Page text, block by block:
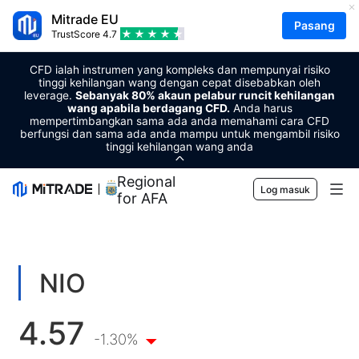
Mitrade EU
TrustScore 4.7
Pasang
CFD ialah instrumen yang kompleks dan mempunyai risiko
tinggi kehilangan wang dengan cepat disebabkan oleh
leverage. Sebanyak 80% akaun pelabur runcit kehilangan
wang apabila berdagang CFD. Anda harus
mempertimbangkan sama ada anda memahami cara CFD
berfungsi dan sama ada anda mampu untuk mengambil risiko
tinggi kehilangan wang anda
Regional Sponsor
for AFA
Log masuk
Forex
Komoditi
Mata wang kripto
Berdagang
Platform Perdagangan
Pengurusan Risiko
Alat Pasaran
Kalender Ekonomi
Pendidikan
NIO
4.57 -1.30%